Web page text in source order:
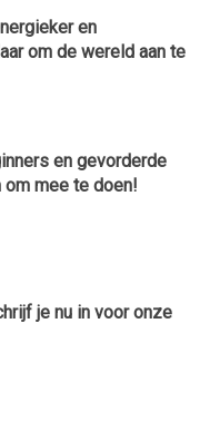
en
om de wereld aan te
en gevorderde
mee te doen!
je nu in voor onze